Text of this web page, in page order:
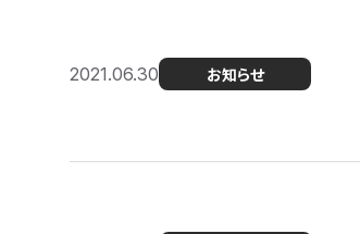
2021.06.30 お知らせ